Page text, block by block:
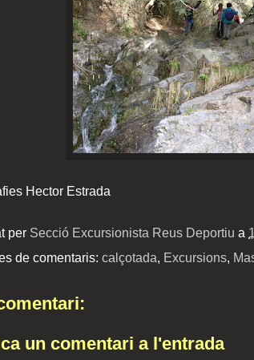
Hector Estrada
per Secció Excursionista Reus Deportiu a
de comentaris: calçotada, Excursions,
un comentari a l'entrada